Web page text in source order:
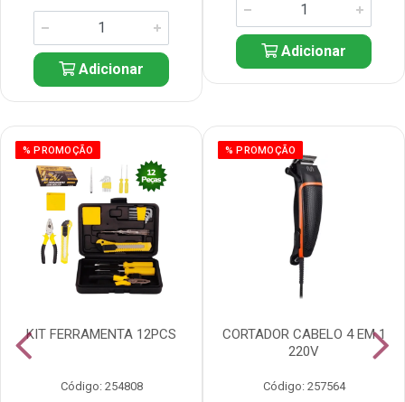
Adicionar
Adicionar
% PROMOÇÃO
KIT FERRAMENTA 12PCS
Código: 254808
% PROMOÇÃO
CORTADOR CABELO 4 EM 1
220V
Código: 257564